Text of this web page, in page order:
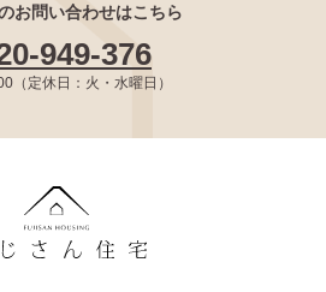
お問い合わせはこちら
949-376
（定休日：火・水曜日）